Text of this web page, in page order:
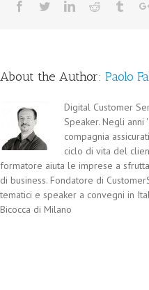
Facebook
TwitterLinkedinReddit
About the Author: Paolo
Digital Customer
Speaker. Negli
compagnia
ciclo di vita del
formatore aiuta le imprese a
di business. Fondatore di
tematici e speaker a convegni in
Bicocca di Milano